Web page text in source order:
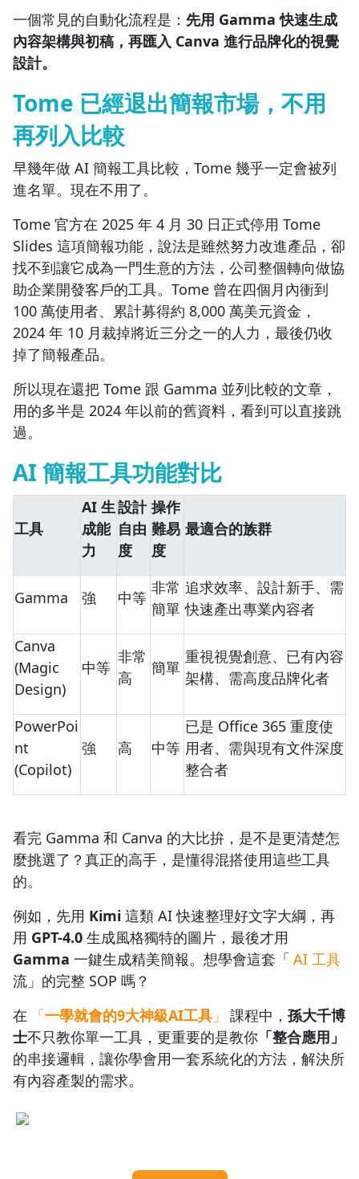
一個常見的自動化流程是： 先用 Gamma 快速生成
內容架構與初稿，再匯入 Canva 進行品牌化的視覺
設計。
Tome 已經退出簡報市場，不用
再列入比較
早幾年做 AI 簡報工具比較，Tome 幾乎一定會被列
進名單。現在不用了。
Tome 官方在 2025 年 4 月 30 日正式停用 Tome
Slides 這項簡報功能，說法是雖然努力改進產品，卻
找不到讓它成為一門生意的方法，公司整個轉向做協
助企業開發客戶的工具。Tome 曾在四個月內衝到
100 萬使用者、累計募得約 8,000 萬美元資金，
2024 年 10 月裁掉將近三分之一的人力，最後仍收
掉了簡報產品。
所以現在還把 Tome 跟 Gamma 並列比較的文章，
用的多半是 2024 年以前的舊資料，看到可以直接跳
過。
AI 簡報工具功能對比
工具
AI 生
成能
力
設計
自由
度
操作
難易
度
最適合的族群
Gamma 強 中等
非常
簡單
追求效率、設計新手、需
快速產出專業內容者
Canva
(Magic
Design)
中等
非常
高
簡單
重視視覺創意、已有內容
架構、需高度品牌化者
PowerPoi
nt
(Copilot)
強 高 中等
已是 Office 365 重度使
用者、需與現有文件深度
整合者
看完 Gamma 和 Canva 的大比拚，是不是更清楚怎
麼挑選了？真正的高手，是懂得混搭使用這些工具
的。
例如，先用 Kimi 這類 AI 快速整理好文字大綱，再
用 GPT-4.0 生成風格獨特的圖片，最後才用
Gamma 一鍵生成精美簡報。想學會這套「 AI 工具
流」的完整 SOP 嗎？
在
「一學就會的9大神級AI工具 」 課程中， 孫大千博
士不只教你單一工具，更重要的是教你 「整合應用」
的串接邏輯，讓你學會用一套系統化的方法，解決所
有內容產製的需求。
去逛逛